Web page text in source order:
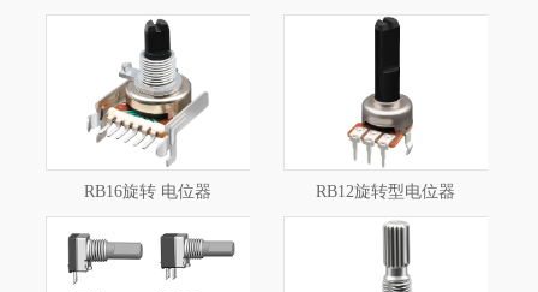
RB16旋转 电位器 RB12旋转型电位器